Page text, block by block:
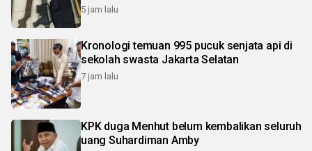
5 jam lalu
Kronologi temuan 995 pucuk senjata api di
sekolah swasta Jakarta Selatan
7 jam lalu
KPK duga Menhut belum kembalikan seluruh
uang Suhardiman Amby